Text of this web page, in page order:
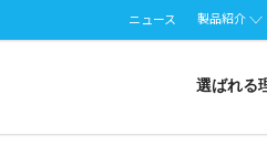
ニュース 製品紹介
選ばれる